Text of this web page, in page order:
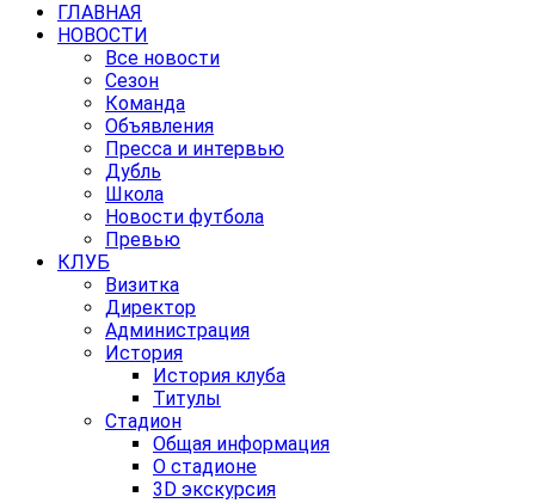
ГЛАВНАЯ
НОВОСТИ
Все новости
Сезон
Команда
Объявления
Пресса и интервью
Дубль
Школа
Новости футбола
Превью
КЛУБ
Визитка
Директор
Администрация
История
История клуба
Титулы
Стадион
Общая информация
О стадионе
3D экскурсия